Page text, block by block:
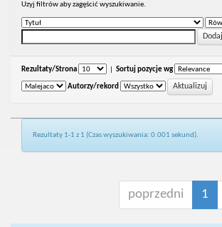
Uzyj filtrów aby zagęścić wyszukiwanie.
Rezultaty/Strona Sortuj pozycje wg
Autorzy/rekord
Rezultaty 1-1 z 1 (Czas wyszukiwania: 0.001 sekund).
poprzedni 1